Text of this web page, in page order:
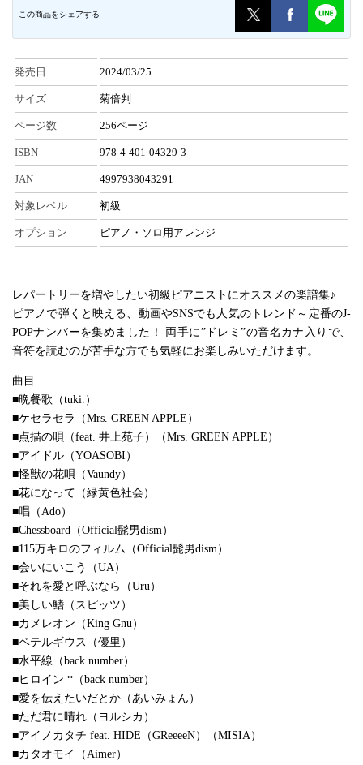
この商品をシェアする
発売日 2024/03/25
サイズ 菊倍判
ページ数 256ページ
ISBN 978-4-401-04329-3
JAN 4997938043291
対象レベル 初級
オプション ピアノ・ソロ用アレンジ
レパートリーを増やしたい初級ピアニストにオススメの楽譜集♪
ピアノで弾くと映える、動画やSNSでも人気のトレンド～定番のJ-
POPナンバーを集めました！ 両手に”ドレミ”の音名カナ入りで、
音符を読むのが苦手な方でも気軽にお楽しみいただけます。
曲目
■晩餐歌（tuki.）
■ケセラセラ（Mrs. GREEN APPLE）
■点描の唄（feat. 井上苑子）（Mrs. GREEN APPLE）
■アイドル（YOASOBI）
■怪獣の花唄（Vaundy）
■花になって（緑黄色社会）
■唱（Ado）
■Chessboard（Official髭男dism）
■115万キロのフィルム（Official髭男dism）
■会いにいこう（UA）
■それを愛と呼ぶなら（Uru）
■美しい鰭（スピッツ）
■カメレオン（King Gnu）
■ベテルギウス（優里）
■水平線（back number）
■ヒロイン *（back number）
■愛を伝えたいだとか（あいみょん）
■ただ君に晴れ（ヨルシカ）
■アイノカタチ feat. HIDE（GReeeeN）（MISIA）
■カタオモイ（Aimer）